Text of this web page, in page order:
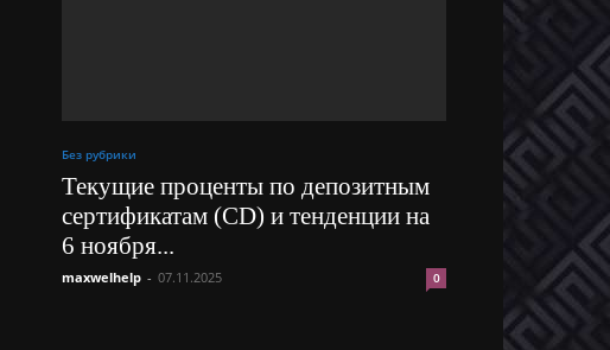
Без рубрики
Текущие проценты по депозитным
сертификатам (CD) и тенденции на
6 ноября...
maxwelhelp - 07.11.2025 0